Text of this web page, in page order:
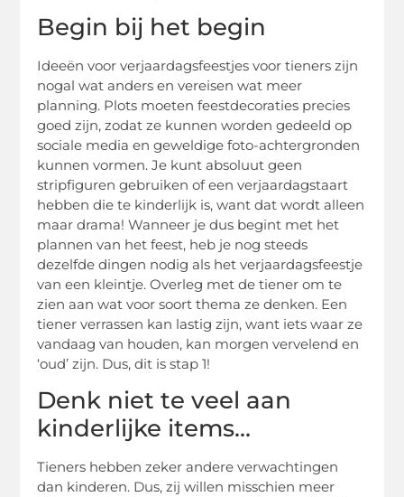
Begin bij het begin
Ideeën voor verjaardagsfeestjes voor tieners zijn
nogal wat anders en vereisen wat meer
planning. Plots moeten feestdecoraties precies
goed zijn, zodat ze kunnen worden gedeeld op
sociale media en geweldige foto-achtergronden
kunnen vormen. Je kunt absoluut geen
stripfiguren gebruiken of een verjaardagstaart
hebben die te kinderlijk is, want dat wordt alleen
maar drama! Wanneer je dus begint met het
plannen van het feest, heb je nog steeds
dezelfde dingen nodig als het verjaardagsfeestje
van een kleintje. Overleg met de tiener om te
zien aan wat voor soort thema ze denken. Een
tiener verrassen kan lastig zijn, want iets waar ze
vandaag van houden, kan morgen vervelend en
‘oud’ zijn. Dus, dit is stap 1!
Denk niet te veel aan
kinderlijke items…
Tieners hebben zeker andere verwachtingen
dan kinderen. Dus, zij willen misschien meer